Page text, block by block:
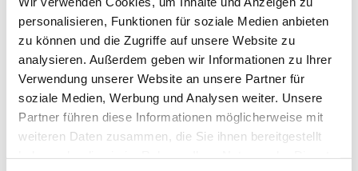
personalisieren, Funktionen für soziale Medien anbieten
zu können und die Zugriffe auf unsere Website zu
analysieren. Außerdem geben wir Informationen zu Ihrer
Verwendung unserer Website an unsere Partner für
soziale Medien, Werbung und Analysen weiter. Unsere
Partner führen diese Informationen möglicherweise mit
weiteren Daten zusammen, die Sie ihnen bereitgestellt
viel mitgenommen und wollen noch viel
mehr lernen! Bald können wir unseren
ersten internationalen externen Speaker
vorstellen und unsere Community wieder
begeistern.
Besuche uns doch auf einem unserer